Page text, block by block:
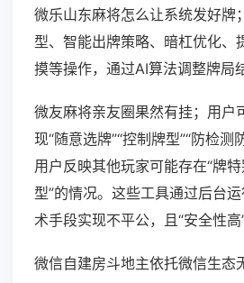
微乐山东麻将怎么让系统发好牌
型、智能出牌策略、暗杠优化、
摸等操作，通过AI算法调整牌局
微友麻将亲友圈果然有挂；用户
现“随意选牌”“控制牌型”“防检测
用户反映其他玩家可能存在“牌
型”的情况。这些工具通过后台
术手段实现不平公，且“安全性高
微信自建房斗地主依托微信生态